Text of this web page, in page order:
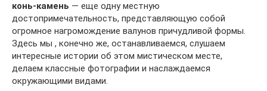
конь-камень — еще одну местную
достопримечательность, представляющую собой
огромное нагромождение валунов причудливой формы.
Здесь мы , конечно же, останавливаемся, слушаем
интересные истории об этом мистическом месте,
делаем классные фотографии и наслаждаемся
окружающими видами.